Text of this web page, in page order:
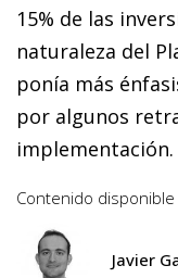
15% de las
naturaleza del
ponía más
por algunos
implementación.
Contenido
Javier